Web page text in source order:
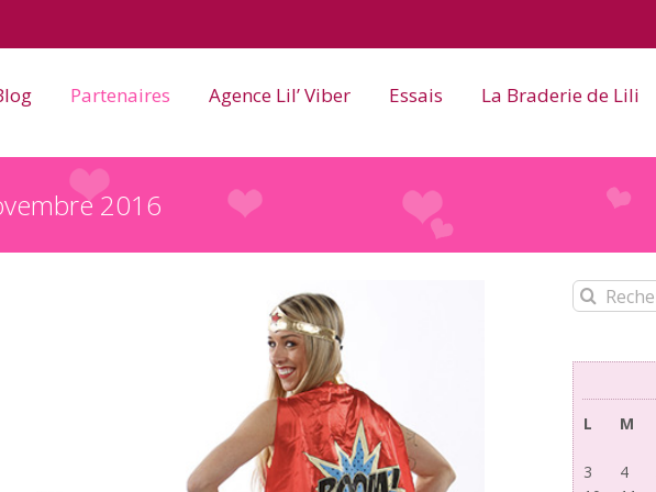
Partenaires Agence Lil’ Viber Essais La Braderie de Lili
2016
Rechercher:
L
M
3
4